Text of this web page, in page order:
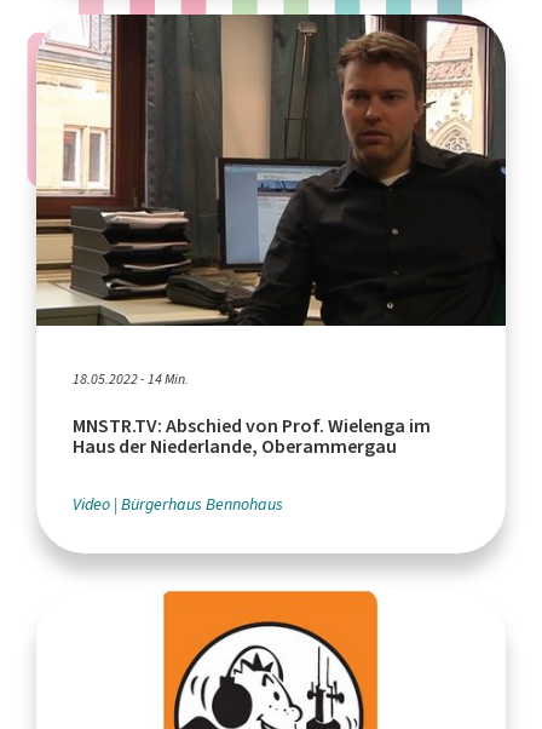
18.05.2022 - 14 Min.
MNSTR.TV: Abschied von Prof. Wielenga im
Haus der Niederlande, Oberammergau
Video Bürgerhaus Bennohaus